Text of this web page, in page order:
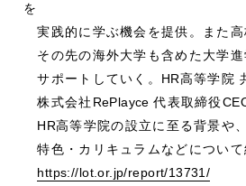
を
実践的に学ぶ機会を提供。また高
その先の海外大学も含めた大学進
サポートしていく。 HR高等学院
株式会社 RePlayce代表取締役
HR高等学院の設立に至る背景や、
特色・カリキュラムなどについて
https://lot.or.jp/report/13731/